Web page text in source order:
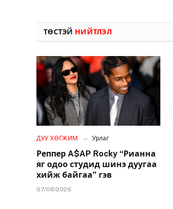
ТӨСТЭЙ НИЙТЛЭЛ
ДУУ ХӨГЖИМ Урлаг
Реппер A$AP Rocky “Рианна
яг одоо студид шинэ дуугаа
хийж байгаа” гэв
07/08/2026